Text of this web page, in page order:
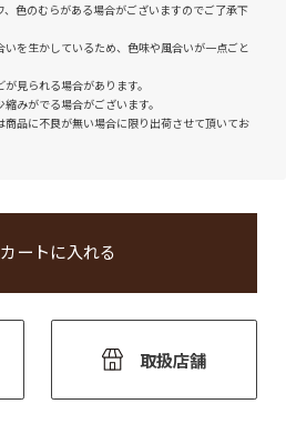
色のむらがある場合がございますのでご了承下
を生かしているため、色味や風合いが一点ごと
見られる場合があります。
みがでる場合がございます。
品に不良が無い場合に限り出荷させて頂いてお
カートに入れる
取扱店舗